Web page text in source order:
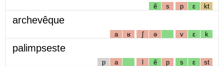
ẽ s p ɛ kt
archevêque
a ʁ ʃ ə v ɛ k
palimpseste
p a l ẽ p s ɛ st